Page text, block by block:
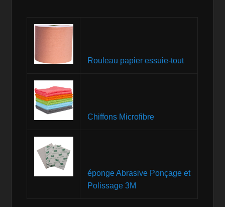
Rouleau papier essuie-tout
Chiffons Microfibre
éponge Abrasive Ponçage et
Polissage 3M